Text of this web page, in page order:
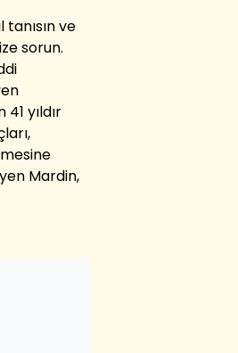
ve
sorun.
yıldır
Mardin,